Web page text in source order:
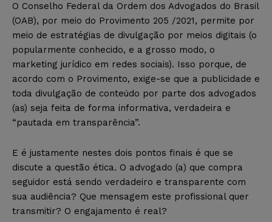
O Conselho Federal da Ordem dos Advogados do Brasil
(OAB), por meio do Provimento 205 /2021, permite por
meio de estratégias de divulgação por meios digitais (o
popularmente conhecido, e a grosso modo, o
marketing jurídico em redes sociais). Isso porque, de
acordo com o Provimento, exige-se que a publicidade e
toda divulgação de conteúdo por parte dos advogados
(as) seja feita de forma informativa, verdadeira e
“pautada em transparência”.
E é justamente nestes dois pontos finais é que se
discute a questão ética. O advogado (a) que compra
seguidor está sendo verdadeiro e transparente com
sua audiência? Que mensagem este profissional quer
transmitir? O engajamento é real?